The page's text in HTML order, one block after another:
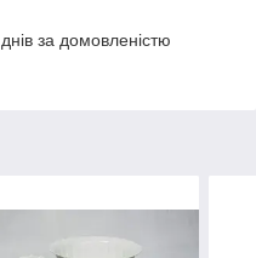
за домовленістю